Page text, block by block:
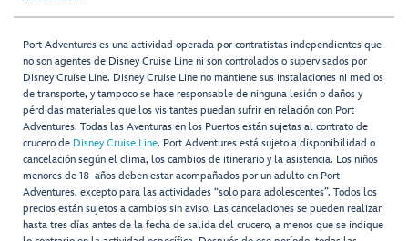
Port Adventures es una actividad operada por contratistas independientes que
no son agentes de Disney Cruise Line ni son controlados o supervisados por
Disney Cruise Line. Disney Cruise Line no mantiene sus instalaciones ni medios
de transporte, y tampoco se hace responsable de ninguna lesión o daños y
pérdidas materiales que los visitantes puedan sufrir en relación con Port
Adventures. Todas las Aventuras en los Puertos están sujetas al contrato de
crucero de Disney Cruise Line. Port Adventures está sujeto a disponibilidad o
cancelación según el clima, los cambios de itinerario y la asistencia. Los niños
menores de 18 años deben estar acompañados por un adulto en Port
Adventures, excepto para las actividades “solo para adolescentes”. Todos los
precios están sujetos a cambios sin aviso. Las cancelaciones se pueden realizar
hasta tres días antes de la fecha de salida del crucero, a menos que se indique